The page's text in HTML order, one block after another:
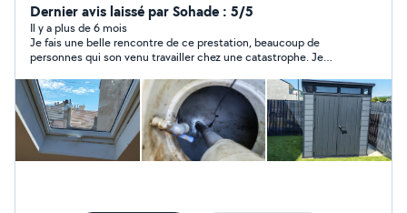
Dernier avis laissé par Sohade : 5/5
Il y a plus de 6 mois
Je fais une belle rencontre de ce prestation, beaucoup de
personnes qui son venu travailler chez une catastrophe. Je
avons pas bonnes vis pour le meuble salle de bain . Ces vrais
professionnels ces pas un voleur . Essayer vous serai pas
dessus de sont travail.